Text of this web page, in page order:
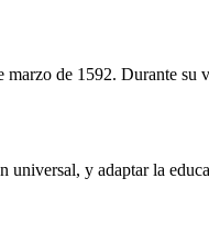
de 1592. Durante su
y adaptar la